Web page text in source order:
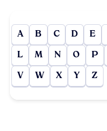
A B C D E
L M N O P
V W X Y Z